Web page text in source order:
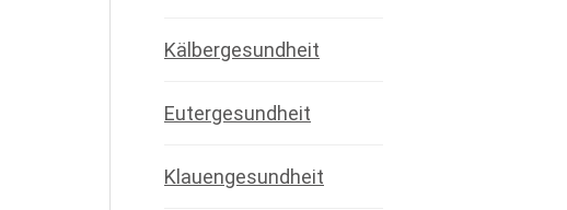
Kälbergesundheit
Eutergesundheit
Klauengesundheit